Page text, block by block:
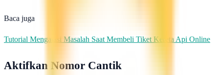
Baca juga
Tutorial Mengatasi Masalah Saat Membeli Tiket Kereta Api Online
Aktifkan Nomor Cantik